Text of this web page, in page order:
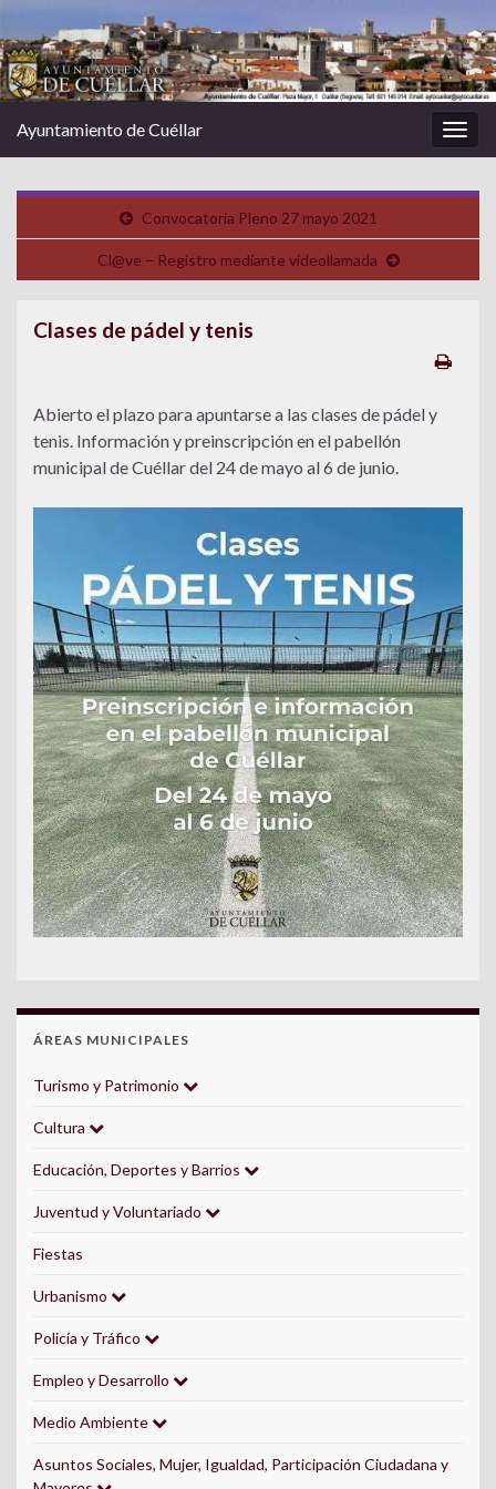
la
Ayuntamiento de Cuéllar
Convocatoria Pleno 27 mayo 2021
Cl@ve – Registro mediante videollamada
Clases de pádel y tenis
Abierto el plazo para apuntarse a las clases de pádel y
tenis. Información y preinscripción en el pabellón
municipal de Cuéllar del 24 de mayo al 6 de junio.
ÁREAS MUNICIPALES
Turismo y Patrimonio
Cultura
Educación, Deportes y Barrios
Juventud y Voluntariado
Fiestas
Urbanismo
Policía y Tráfico
Empleo y Desarrollo
Medio Ambiente
Asuntos Sociales, Mujer, Igualdad, Participación Ciudadana y